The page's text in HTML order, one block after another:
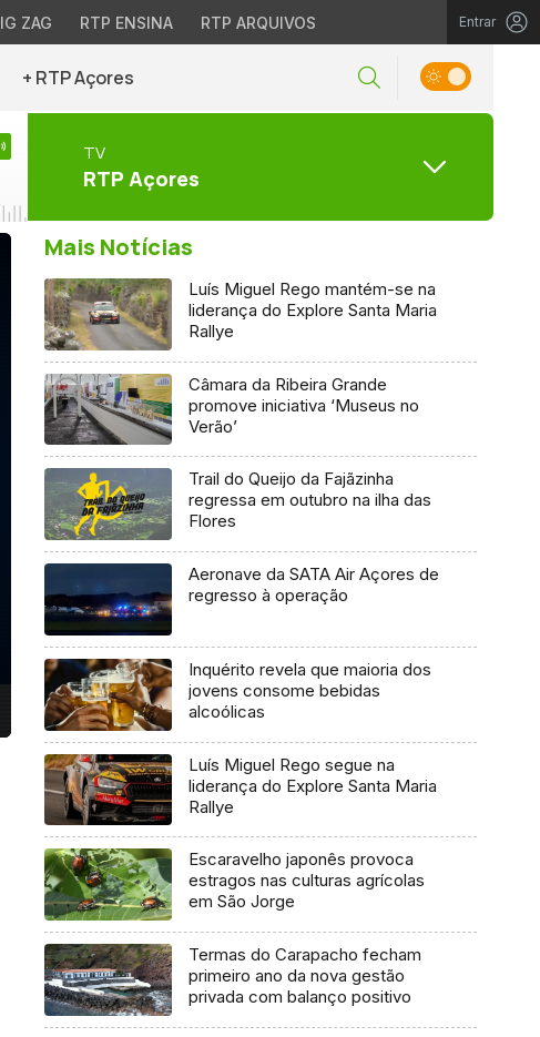
ZAG RTP ENSINA RTP ARQUIVOS Entrar
+ RTP Açores
TV
RTP Açores
Mais Notícias
Luís Miguel Rego mantém-se na
liderança do Explore Santa Maria
Rallye
Câmara da Ribeira Grande
promove iniciativa ‘Museus no
Verão’
Trail do Queijo da Fajãzinha
regressa em outubro na ilha das
Flores
Aeronave da SATA Air Açores de
regresso à operação
Inquérito revela que maioria dos
jovens consome bebidas
alcoólicas
Luís Miguel Rego segue na
liderança do Explore Santa Maria
Rallye
Escaravelho japonês provoca
estragos nas culturas agrícolas
em São Jorge
Termas do Carapacho fecham
primeiro ano da nova gestão
privada com balanço positivo